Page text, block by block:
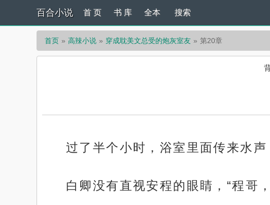
百合小说 首 页 书 库 全本 搜索
首页 高辣小说 穿成耽美文总受的炮灰室友 第20章
过了半个小时，浴室里面传来水
白卿没有直视安程的眼睛，“程哥